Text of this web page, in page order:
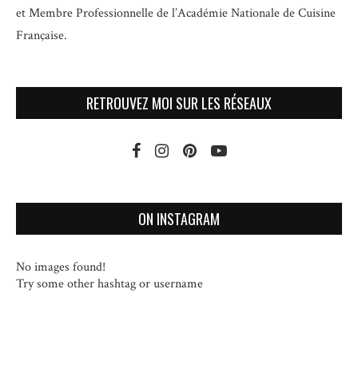
etMembre Professionnelle de l’Académie Nationale de Cuisine
Française.
RETROUVEZ MOI SUR LES RÉSEAUX
ON INSTAGRAM
No images found!
Try some other hashtag or username